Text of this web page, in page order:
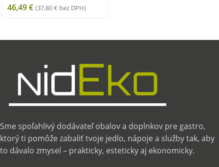
46,49€ (37,80€ bez DPH)
Sme spoľahlivý dodávateľ obalov a doplnkov pre gastro,
ktorý ti pomôže zabaliť tvoje jedlo, nápoje a služby tak, aby
to dávalo zmysel – prakticky, esteticky aj ekonomicky.